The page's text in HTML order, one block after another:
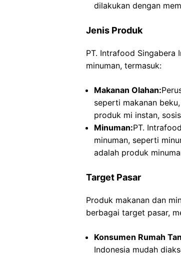
dilakukan dengan
Jenis Produk
PT. Intrafood Singabera
minuman, termasuk:
Makanan Olahan:
seperti makanan
produk mi instan,
Minuman:PT.
minuman, seperti
adalah produk
Target Pasar
Produk makanan dan
berbagai target pasar,
Konsumen Rumah
Indonesia mudah